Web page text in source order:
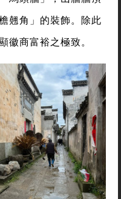
翹角」的裝飾。除此
徽商富裕之極致。